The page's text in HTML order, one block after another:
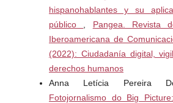
satisfacción del estudiante en el uso
MISP. Eleventh LACCEI Latin
Conference for Engineering
(LACCEI’2013). pp. 14-16.
Otzen, T. y Manterola, C. (2017).
a population study. International.
hispanohablantes y su
público
Pangea. Revista
Iberoamericana de
(2022): Ciudadanía digital,
derechos humanos
Anna Letícia Pereira
Fotojornalismo do Big